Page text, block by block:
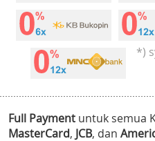
*)
Full Payment untuk semua
MasterCard, JCB, dan